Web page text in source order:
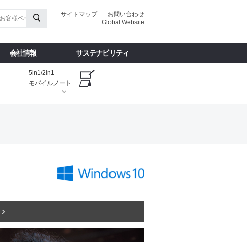
お問い合わせ
サイトマップ
Global Website
会社情報 サステナビリティ
5in1/2in1
モバイルノート